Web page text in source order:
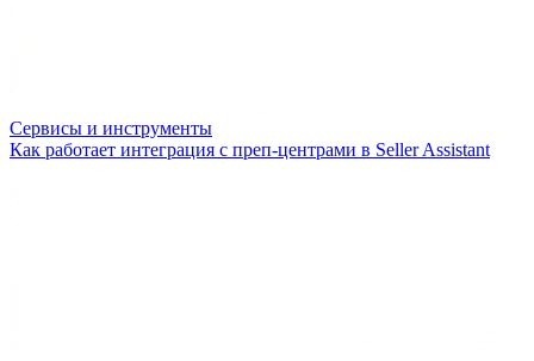
Сервисы и инструменты
Как работает интеграция с преп-центрами в Seller Assistant